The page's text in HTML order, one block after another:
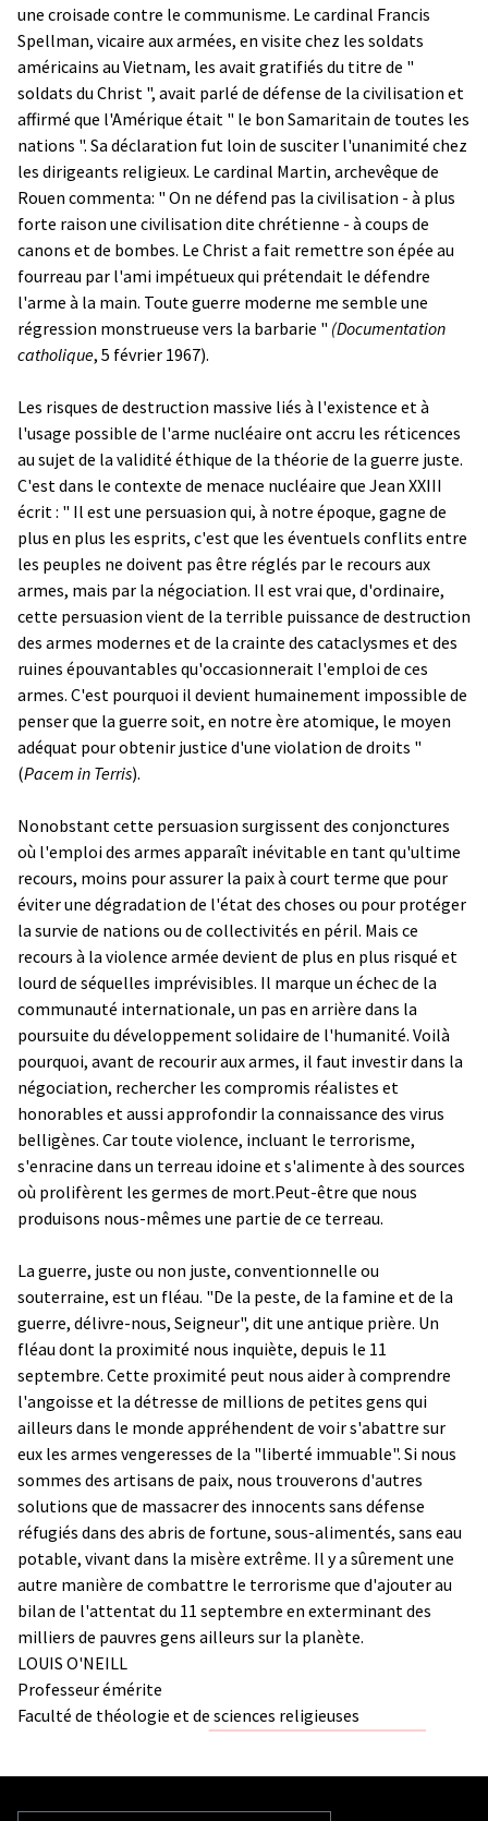
une croisade contre le communisme. Le cardinal Francis
Spellman, vicaire aux armées, en visite chez les soldats
américains au Vietnam, les avait gratifiés du titre de "
soldats du Christ ", avait parlé de défense de la civilisation et
affirmé que l'Amérique était " le bon Samaritain de toutes les
nations ". Sa déclaration fut loin de susciter l'unanimité chez
les dirigeants religieux. Le cardinal Martin, archevêque de
Rouen commenta: " On ne défend pas la civilisation - à plus
forte raison une civilisation dite chrétienne - à coups de
canons et de bombes. Le Christ a fait remettre son épée au
fourreau par l'ami impétueux qui prétendait le défendre
l'arme à la main. Toute guerre moderne me semble une
régression monstrueuse vers la barbarie " (Documentation
catholique, 5 février 1967).
Les risques de destruction massive liés à l'existence et à
l'usage possible de l'arme nucléaire ont accru les réticences
au sujet de la validité éthique de la théorie de la guerre juste.
C'est dans le contexte de menace nucléaire que Jean XXIII
écrit : " Il est une persuasion qui, à notre époque, gagne de
plus en plus les esprits, c'est que les éventuels conflits entre
les peuples ne doivent pas être réglés par le recours aux
armes, mais par la négociation. Il est vrai que, d'ordinaire,
cette persuasion vient de la terrible puissance de destruction
des armes modernes et de la crainte des cataclysmes et des
ruines épouvantables qu'occasionnerait l'emploi de ces
armes. C'est pourquoi il devient humainement impossible de
penser que la guerre soit, en notre ère atomique, le moyen
adéquat pour obtenir justice d'une violation de droits "
(Pacem in Terris).
Nonobstant cette persuasion surgissent des conjonctures
où l'emploi des armes apparaît inévitable en tant qu'ultime
recours, moins pour assurer la paix à court terme que pour
éviter une dégradation de l'état des choses ou pour protéger
la survie de nations ou de collectivités en péril. Mais ce
recours à la violence armée devient de plus en plus risqué et
lourd de séquelles imprévisibles. Il marque un échec de la
communauté internationale, un pas en arrière dans la
poursuite du développement solidaire de l'humanité. Voilà
pourquoi, avant de recourir aux armes, il faut investir dans la
négociation, rechercher les compromis réalistes et
honorables et aussi approfondir la connaissance des virus
belligènes. Car toute violence, incluant le terrorisme,
s'enracine dans un terreau idoine et s'alimente à des sources
où prolifèrent les germes de mort.Peut-être que nous
produisons nous-mêmes une partie de ce terreau.
La guerre, juste ou non juste, conventionnelle ou
souterraine, est un fléau. "De la peste, de la famine et de la
guerre, délivre-nous, Seigneur", dit une antique prière. Un
fléau dont la proximité nous inquiète, depuis le 11
septembre. Cette proximité peut nous aider à comprendre
l'angoisse et la détresse de millions de petites gens qui
ailleurs dans le monde appréhendent de voir s'abattre sur
eux les armes vengeresses de la "liberté immuable". Si nous
sommes des artisans de paix, nous trouverons d'autres
solutions que de massacrer des innocents sans défense
réfugiés dans des abris de fortune, sous-alimentés, sans eau
potable, vivant dans la misère extrême. Il y a sûrement une
autre manière de combattre le terrorisme que d'ajouter au
bilan de l'attentat du 11 septembre en exterminant des
milliers de pauvres gens ailleurs sur la planète.
LOUIS O'NEILL
Professeur émérite
Faculté de théologie et de sciences religieuses